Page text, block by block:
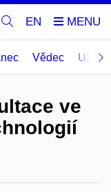
EN
Vědec
ve